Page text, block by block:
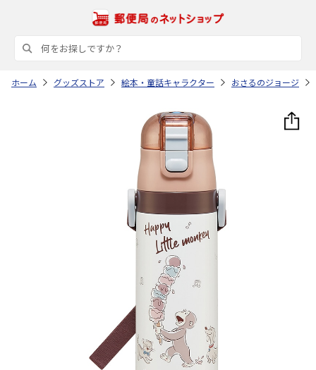
ホーム グッズストア 絵本・童話キャラクター おさるのジョージ